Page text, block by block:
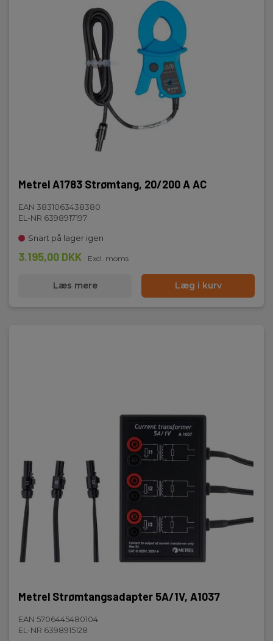
Metrel A1783 Strømtang, 20/200 A AC
EAN 3831063438380
EL-NR 6398917197
Snart på lager igen
3.195,00 DKK Excl. moms
Læs mere Læg i kurv
Metrel Strømtangsadapter 5A/1V, A1037
EAN 5706445480104
EL-NR 6398915128